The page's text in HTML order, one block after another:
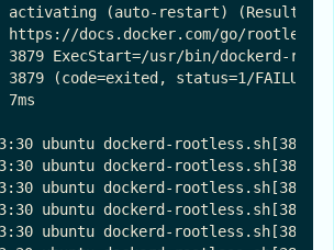
activating (auto-restart) (Result:
https://docs.docker.com/go/rootless/
3879 ExecStart=/usr/bin/dockerd-
3879 (code=exited, status=1/FAILURE)
7ms
ubuntu dockerd-rootless.sh[3879]:
ubuntu dockerd-
ubuntu dockerd-
ubuntu dockerd-
ubuntu dockerd-